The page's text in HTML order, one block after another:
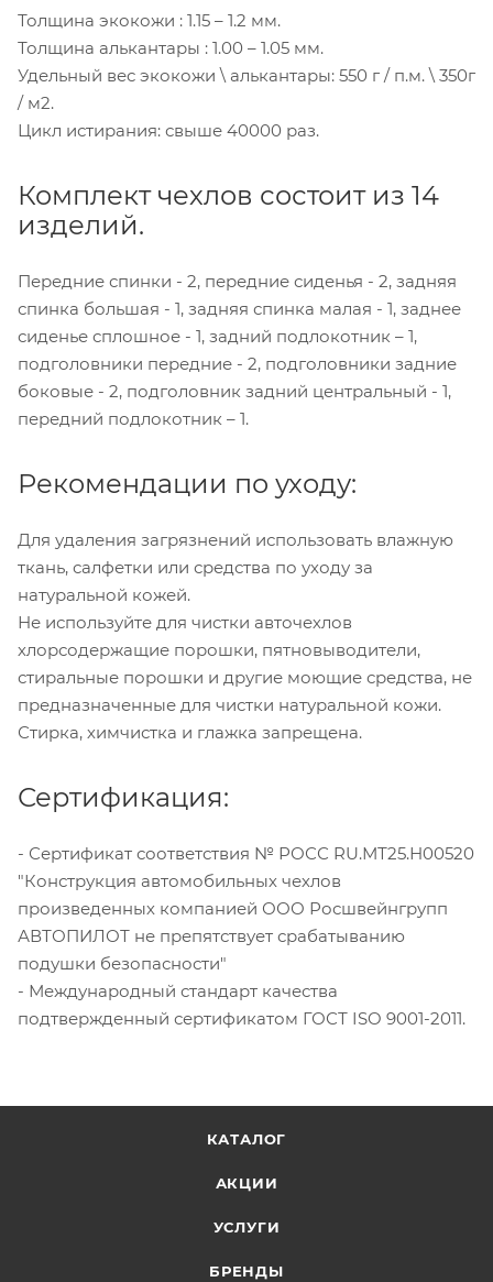
Толщина экокожи : 1.15 – 1.2 мм.
Толщина алькантары : 1.00 – 1.05 мм.
Удельный вес экокожи \ алькантары: 550 г / п.м. \ 350г
/ м2.
Цикл истирания: свыше 40000 раз.
Комплект чехлов состоит из 14
изделий.
Передние спинки - 2, передние сиденья - 2, задняя
спинка большая - 1, задняя спинка малая - 1, заднее
сиденье сплошное - 1, задний подлокотник – 1,
подголовники передние - 2, подголовники задние
боковые - 2, подголовник задний центральный - 1,
передний подлокотник – 1.
Рекомендации по уходу:
Для удаления загрязнений использовать влажную
ткань, салфетки или средства по уходу за
натуральной кожей.
Не используйте для чистки авточехлов
хлорсодержащие порошки, пятновыводители,
стиральные порошки и другие моющие средства, не
предназначенные для чистки натуральной кожи.
Стирка, химчистка и глажка запрещена.
Сертификация:
- Сертификат соответствия № РОСС RU.МТ25.Н00520
"Конструкция автомобильных чехлов
произведенных компанией ООО Росшвейнгрупп
АВТОПИЛОТ не препятствует срабатыванию
подушки безопасности"
- Международный стандарт качества
подтвержденный сертификатом ГОСТ ISO 9001-2011.
КАТАЛОГ
АКЦИИ
УСЛУГИ
БРЕНДЫ